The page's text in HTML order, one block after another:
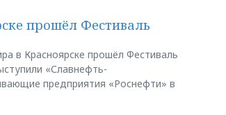
прошёл Фестиваль
в Красноярске прошёл Фестиваль
«Славнефть-
предприятия «Роснефти» в